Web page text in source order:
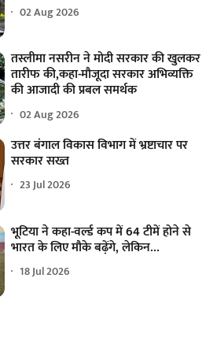
02 Aug 2026
तस्लीमा नसरीन ने मोदी सरकार की खुलकर
तारीफ की,कहा-मौजूदा सरकार अभिव्यक्ति
की आजादी की प्रबल समर्थक
02 Aug 2026
उत्तर बंगाल विकास विभाग में भ्रष्टाचार पर
सरकार सख्त
23 Jul 2026
भूटिया ने कहा-वर्ल्ड कप में 64 टीमें होने से
भारत के लिए मौके बढ़ेंगे, लेकिन...
18 Jul 2026